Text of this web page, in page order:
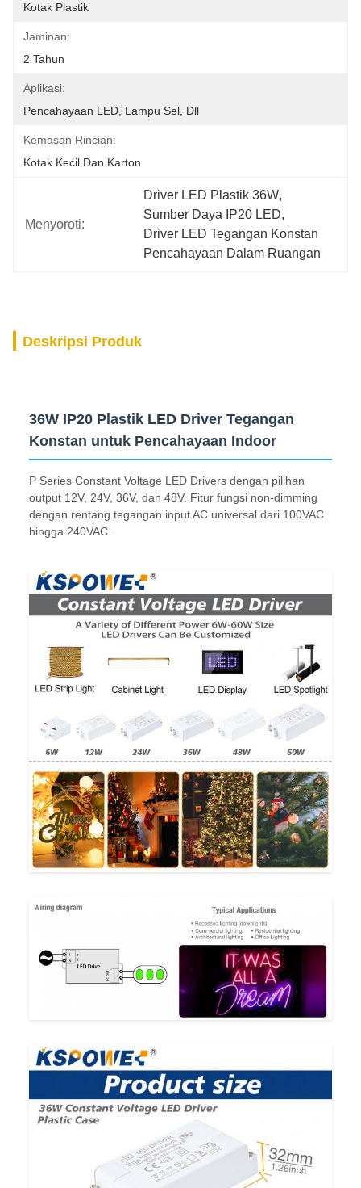
Kotak Plastik
Jaminan:
2 Tahun
Aplikasi:
Pencahayaan LED, Lampu Sel, Dll
Kemasan Rincian:
Kotak Kecil Dan Karton
Menyoroti:
Driver LED Plastik 36W,
Sumber Daya IP20 LED,
Driver LED Tegangan Konstan
Pencahayaan Dalam Ruangan
Deskripsi Produk
36W IP20 Plastik LED Driver Tegangan
Konstan untuk Pencahayaan Indoor
P Series Constant Voltage LED Drivers dengan pilihan
output 12V, 24V, 36V, dan 48V. Fitur fungsi non-dimming
dengan rentang tegangan input AC universal dari 100VAC
hingga 240VAC.